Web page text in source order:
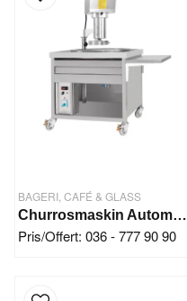
BAGERI, CAFÉ & GLASS
Churrosmaskin Automatisk (4 kg deg)
Pris/Offert: 036 - 777 90 90